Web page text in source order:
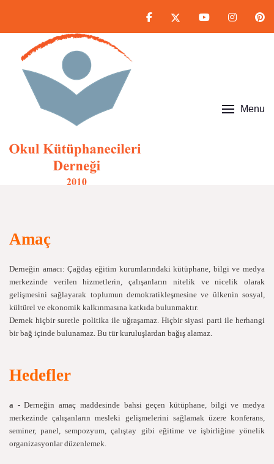
Menu
Amaç
Derneğin amacı: Çağdaş eğitim kurumlarındaki kütüphane, bilgi ve medya
merkezinde verilen hizmetlerin, çalışanların nitelik ve nicelik olarak
gelişmesini sağlayarak toplumun demokratikleşmesine ve ülkenin sosyal,
kültürel ve ekonomik kalkınmasına katkıda bulunmaktır.
Dernek hiçbir suretle politika ile uğraşamaz. Hiçbir siyasi parti ile herhangi
bir bağ içinde bulunamaz. Bu tür kuruluşlardan bağış alamaz.
Hedefler
a -Derneğin amaç maddesinde bahsi geçen kütüphane, bilgi ve medya
merkezinde çalışanların mesleki gelişmelerini sağlamak üzere konferans,
seminer, panel, sempozyum, çalıştay gibi eğitime ve işbirliğine yönelik
organizasyonlar düzenlemek.